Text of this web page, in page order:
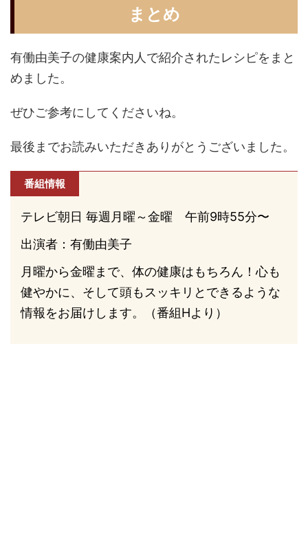
まとめ
有働由美子の健康案内人で紹介されたレシピをまと
めました。
ぜひご参考にしてくださいね。
最後までお読みいただきありがとうございました。
番組情報
テレビ朝日 毎週月曜～金曜 午前9時55分〜
出演者：有働由美子
月曜から金曜まで、体の健康はもちろん！心も
健やかに、そして頭もスッキリとできるような
情報をお届けします。（番組Hより）